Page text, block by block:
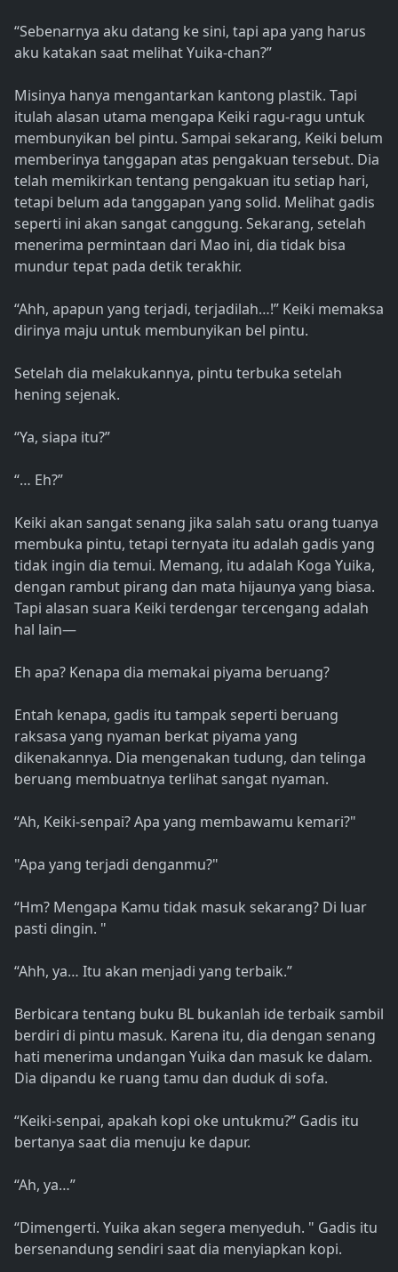
“Sebenarnya aku datang ke sini, tapi apa yang harus
aku katakan saat melihat Yuika-chan?”
Misinya hanya mengantarkan kantong plastik. Tapi
itulah alasan utama mengapa Keiki ragu-ragu untuk
membunyikan bel pintu. Sampai sekarang, Keiki belum
memberinya tanggapan atas pengakuan tersebut. Dia
telah memikirkan tentang pengakuan itu setiap hari,
tetapi belum ada tanggapan yang solid. Melihat gadis
seperti ini akan sangat canggung. Sekarang, setelah
menerima permintaan dari Mao ini, dia tidak bisa
mundur tepat pada detik terakhir.
“Ahh, apapun yang terjadi, terjadilah…!” Keiki memaksa
dirinya maju untuk membunyikan bel pintu.
Setelah dia melakukannya, pintu terbuka setelah
hening sejenak.
“Ya, siapa itu?”
“… Eh?”
Keiki akan sangat senang jika salah satu orang tuanya
membuka pintu, tetapi ternyata itu adalah gadis yang
tidak ingin dia temui. Memang, itu adalah Koga Yuika,
dengan rambut pirang dan mata hijaunya yang biasa.
Tapi alasan suara Keiki terdengar tercengang adalah
hal lain—
Eh apa? Kenapa dia memakai piyama beruang?
Entah kenapa, gadis itu tampak seperti beruang
raksasa yang nyaman berkat piyama yang
dikenakannya. Dia mengenakan tudung, dan telinga
beruang membuatnya terlihat sangat nyaman.
“Ah, Keiki-senpai? Apa yang membawamu kemari?"
"Apa yang terjadi denganmu?"
“Hm? Mengapa Kamu tidak masuk sekarang? Di luar
pasti dingin. "
“Ahh, ya… Itu akan menjadi yang terbaik.”
Berbicara tentang buku BL bukanlah ide terbaik sambil
berdiri di pintu masuk. Karena itu, dia dengan senang
hati menerima undangan Yuika dan masuk ke dalam.
Dia dipandu ke ruang tamu dan duduk di sofa.
“Keiki-senpai, apakah kopi oke untukmu?” Gadis itu
bertanya saat dia menuju ke dapur.
“Ah, ya…”
“Dimengerti. Yuika akan segera menyeduh. " Gadis itu
bersenandung sendiri saat dia menyiapkan kopi.